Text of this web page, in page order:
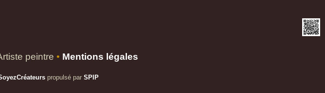
peintre • Mentions légales
propulsé par SPIP